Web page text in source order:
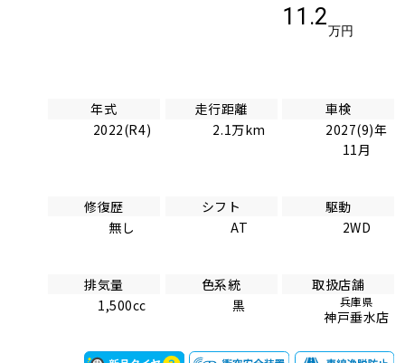
11.2
万円
年式
2022(R4)
走行距離
2.1万km
車検
2027(9)年
11月
修復歴
無し
シフト
AT
駆動
2WD
排気量
1,500cc
色系統
黒
取扱店舗
兵庫県
神戸垂水店